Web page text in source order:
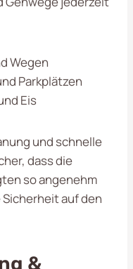
Wegen
Parkplätzen
Eis
und schnelle
dass die
so angenehm
auf den
&